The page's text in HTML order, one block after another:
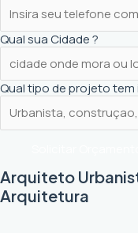
Qual sua Cidade ?
Qual tipo de projeto tem
Arquiteto
Arquitetura